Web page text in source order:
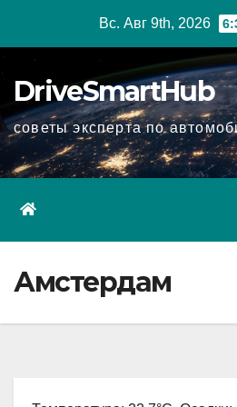
Вс. Авг 9th, 2026
DriveSmartHub
советы эксперта по
Амстердам